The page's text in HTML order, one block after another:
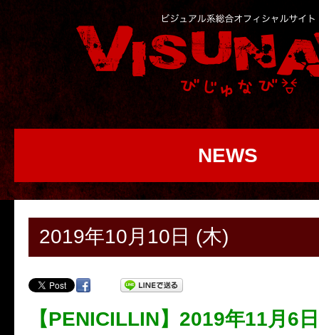
NEWS
2019年10月10日 (木)
【PENICILLIN】2019年11月6